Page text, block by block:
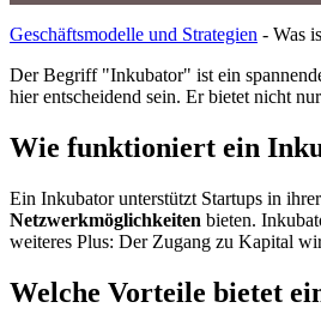
Geschäftsmodelle und Strategien - Was
Der Begriff "Inkubator" ist ein
hier entscheidend sein. Er bietet nicht
Wie funktioniert ein
Ein Inkubator unterstützt Startups in
Netzwerkmöglichkeiten bieten.
weiteres Plus: Der Zugang zu Kapital
Welche Vorteile bietet